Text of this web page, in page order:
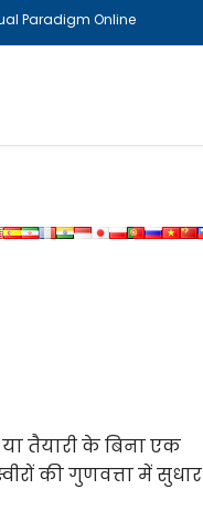
Paradigm Online
तैयारी के बिना एक
की गुणवत्ता में सुधार